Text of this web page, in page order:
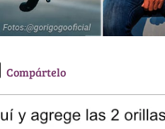
T
e
Compártelo